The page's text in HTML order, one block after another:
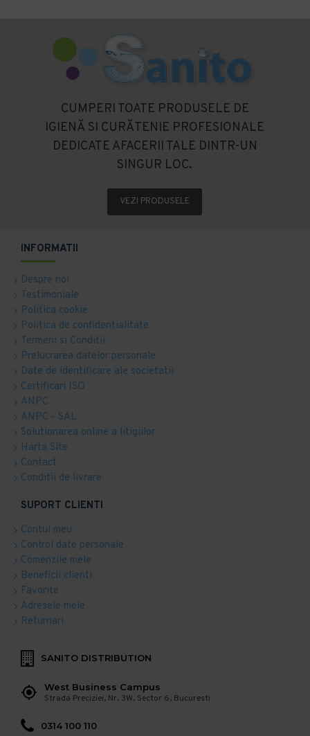
CUMPERI TOATE PRODUSELE DE
IGIENĂ SI CURĂTENIE PROFESIONALE
DEDICATE AFACERII TALE DINTR-UN
SINGUR LOC.
VEZI PRODUSELE
INFORMATII
Despre noi
Testimoniale
Politica cookie
Politica de confidentialitate
Termeni si Conditii
Prelucrarea datelor personale
Date de identificare ale societatii
Certificari ISO
ANPC
ANPC - SAL
Solutionarea online a litigiilor
Harta Site
Contact
Conditii de livrare
SUPORT CLIENTI
Contul meu
Control date personale
Comenzile mele
Beneficii clienti
Favorite
Adresele mele
Returnari
SANITO DISTRIBUTION
West Business Campus
Strada Preciziei, Nr, 3W, Sector 6, Bucuresti
0314 100 110